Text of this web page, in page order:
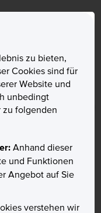
zu bieten,
Cookies sind für
Website und
unbedingt
zu folgenden
Anhand dieser
und Funktionen
Angebot auf Sie
verstehen wir
Browser
Bitte
Version, um
Ignorieren